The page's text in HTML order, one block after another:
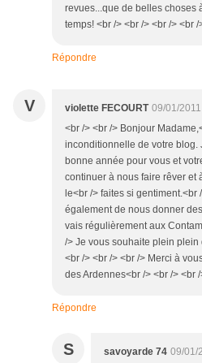
revues...que de belles choses
temps! <br /> <br /> <br /> <br /
Répondre
V violette FECOURT 09/01/
<br /> <br /> Bonjour
inconditionnelle de votre blog.
bonne année pour vous et
continuer à nous faire rêver et
le<br /> faites si gentiment.<br
également de nous donner
vais régulièrement aux
/> Je vous souhaite plein
<br /> <br /> <br /> Merci à
des Ardennes<br /> <br /> <br
Répondre
S savoyarde 74 09/01/